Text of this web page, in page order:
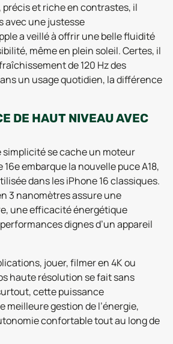
précis et riche en contrastes, il
avec une justesse
a veillé à offrir une belle fluidité
même en plein soleil. Certes, il
de 120 Hz des
un usage quotidien, la différence
DE HAUT NIVEAU AVEC
simplicité se cache un moteur
16e embarque la nouvelle puce A18,
dans les iPhone 16 classiques.
3 nanomètres assure une
une efficacité énergétique
dignes d’un appareil
jouer, filmer en 4K ou
haute résolution se fait sans
cette puissance
meilleure gestion de l’énergie,
confortable tout au long de